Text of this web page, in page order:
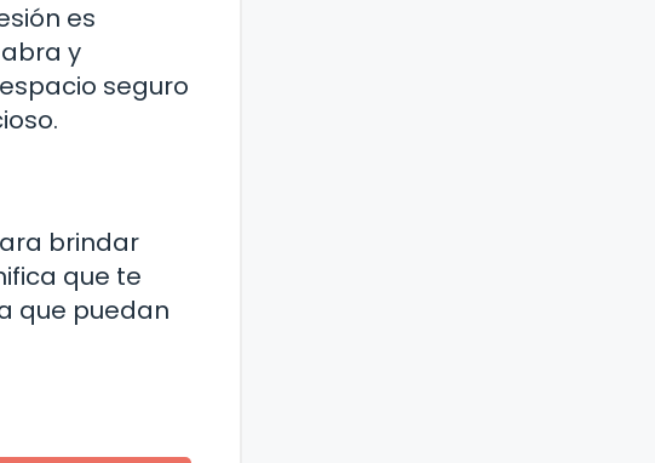
es
y
seguro
brindar
que te
que puedan